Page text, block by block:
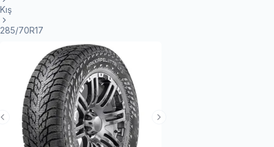
Kış
285/70R17
Next Slide
Previous Slide